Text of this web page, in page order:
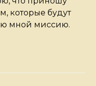
которые будут
мной миссию.